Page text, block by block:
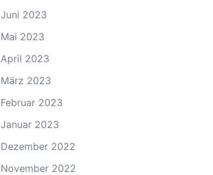
Juni 2023
Mai 2023
April 2023
März 2023
Februar 2023
Januar 2023
Dezember 2022
November 2022